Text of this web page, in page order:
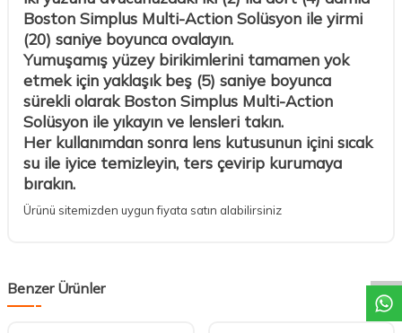
Boston Simplus Multi-Action Solüsyon ile yirmi
(20) saniye boyunca ovalayın.
Yumuşamış yüzey birikimlerini tamamen yok
etmek için yaklaşık beş (5) saniye boyunca
sürekli olarak Boston Simplus Multi-Action
Solüsyon ile yıkayın ve lensleri takın.
Her kullanımdan sonra lens kutusunun içini sıcak
su ile iyice temizleyin, ters çevirip kurumaya
bırakın.
Ürünü sitemizden uygun fiyata satın alabilirsiniz
Benzer Ürünler